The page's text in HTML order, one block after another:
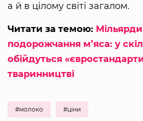
а й в цілому світі загалом.
Читати за темою: Мільярди
подорожчання м’яса: у
обійдуться
тваринництві
#молоко #ціни